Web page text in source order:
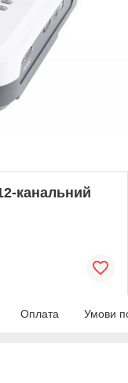
канальний
Оплата Умови